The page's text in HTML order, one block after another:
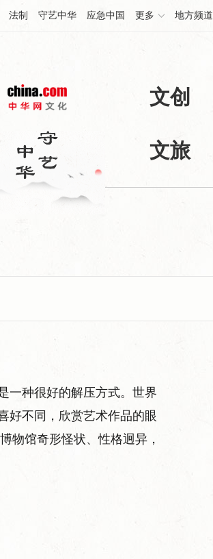
法制 守艺中华 应急中国 更多 地方频道
文创
文旅
一种很好的解压方式。世界
好不同，欣赏艺术作品的眼
物馆奇形怪状、性格迥异，